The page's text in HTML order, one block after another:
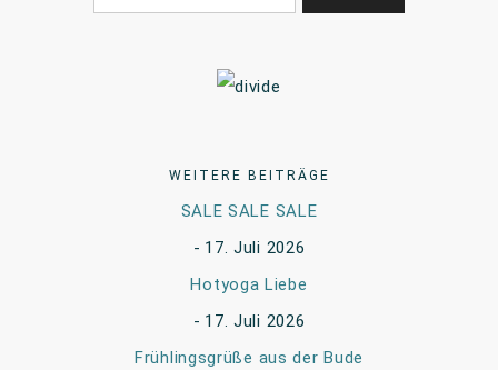
WEITERE BEITRÄGE
SALE SALE SALE
17. Juli 2026
Hotyoga Liebe
17. Juli 2026
Frühlingsgrüße aus der Bude